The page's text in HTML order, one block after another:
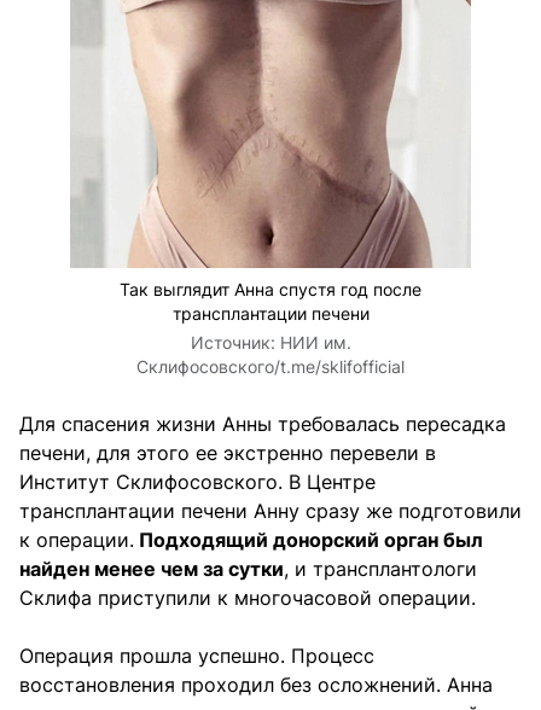
Так выглядит Анна спустя год после
трансплантации печени
Источник: НИИ им.
Склифосовского/t.me/sklifofficial
Для спасения жизни Анны требовалась пересадка
печени, для этого ее экстренно перевели в
Институт Склифосовского. В Центре
трансплантации печени Анну сразу же подготовили
к операции. Подходящий донорский орган был
найден менее чем за сутки, и трансплантологи
Склифа приступили к многочасовой операции.
Операция прошла успешно. Процесс
восстановления проходил без осложнений. Анна